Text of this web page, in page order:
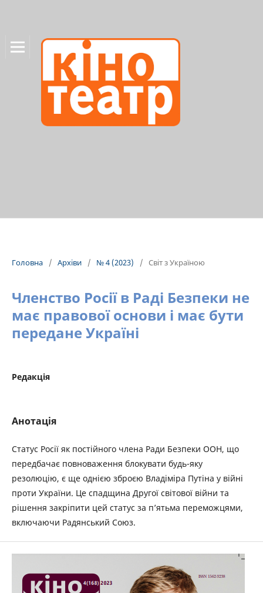
Головна / Архіви / № 4 (2023) / Світ з Україною
Членство Росії в Раді Безпеки не
має правової основи і має бути
передане Україні
Редакція
Анотація
Статус Росії як постійного члена Ради Безпеки ООН, що
передбачає повноваження блокувати будь-яку
резолюцію, є ще однією зброєю Владіміра Путіна у війні
проти України. Це спадщина Другої світової війни та
рішення закріпити цей статус за п’ятьма переможцями,
включаючи Радянський Союз.